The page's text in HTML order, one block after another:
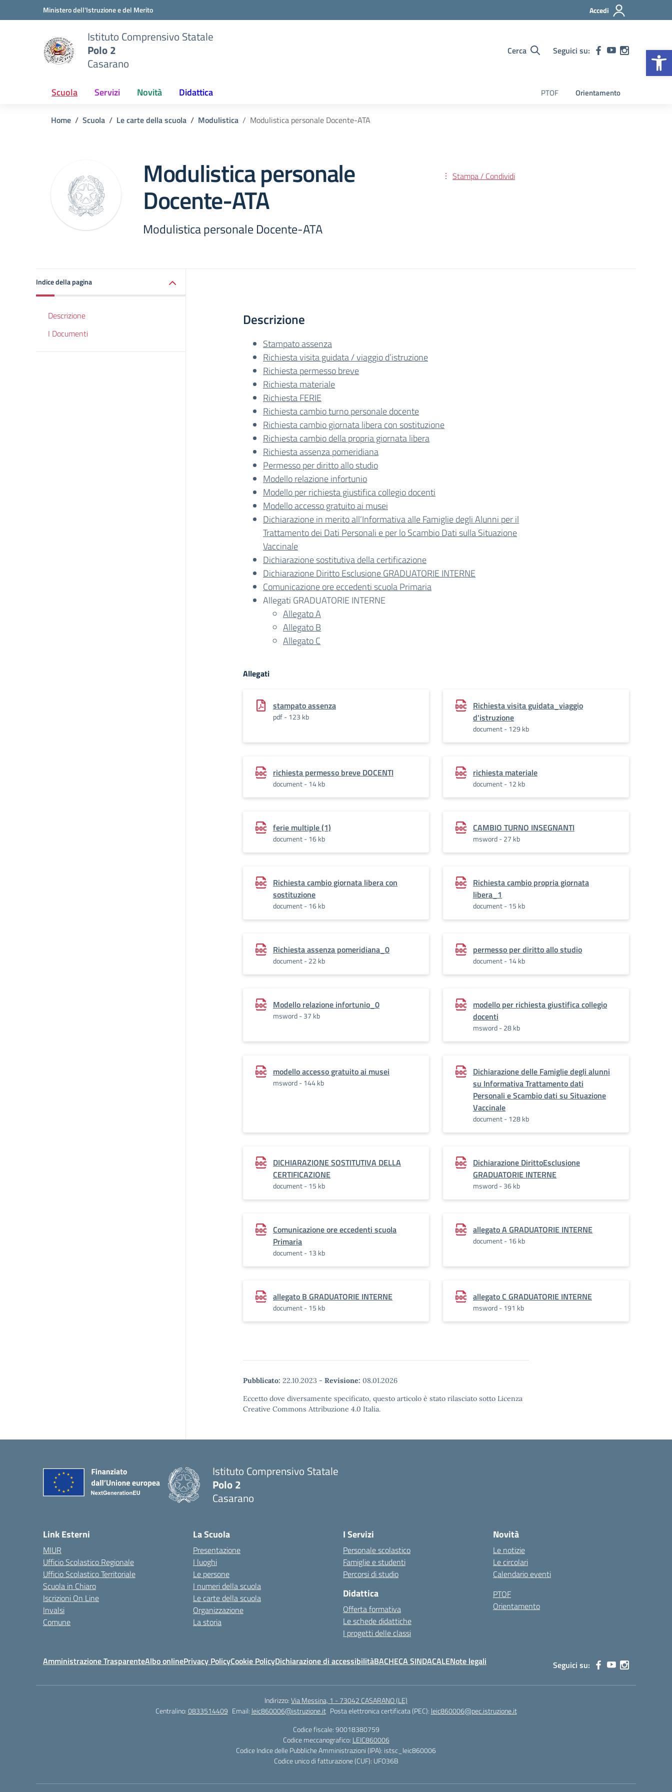
Vai ai contenuti
Vai al menu di navigazioneMinistero dell'Istruzione e del Merito Accedi
Istituto Comprensivo Statale
Polo 2
Casarano
Cerca Seguici su:
Scuola Servizi Novità Didattica PTOF Orientamento
Home Scuola Le carte della scuola Modulistica Modulistica personale Docente-ATA
Modulistica personale
Docente-ATA
Modulistica personale Docente-ATA
Stampa / Condividi
Indice della pagina
Descrizione
I Documenti
Descrizione
Stampato assenza
Richiesta visita guidata / viaggio d’istruzione
Richiesta permesso breve
Richiesta materiale
Richiesta FERIE
Richiesta cambio turno personale docente
Richiesta cambio giornata libera con sostituzione
Richiesta cambio della propria giornata libera
Richiesta assenza pomeridiana
Permesso per diritto allo studio
Modello relazione infortunio
Modello per richiesta giustifica collegio docenti
Modello accesso gratuito ai musei
Dichiarazione in merito all’Informativa alle Famiglie degli Alunni per il
Trattamento dei Dati Personali e per lo Scambio Dati sulla Situazione
Vaccinale
Dichiarazione sostitutiva della certificazione
Dichiarazione Diritto Esclusione GRADUATORIE INTERNE
Comunicazione ore eccedenti scuola Primaria
Allegati GRADUATORIE INTERNE
Allegato A
Allegato B
Allegato C
Allegati
stampato assenza
pdf - 123 kb
Richiesta visita guidata_viaggio
d'istruzione
document - 129 kb
richiesta permesso breve DOCENTI
document - 14 kb
richiesta materiale
document - 12 kb
ferie multiple (1)
document - 16 kb
CAMBIO TURNO INSEGNANTI
msword - 27 kb
Richiesta cambio giornata libera con
sostituzione
document - 16 kb
Richiesta cambio propria giornata
libera_1
document - 15 kb
Richiesta assenza pomeridiana_0
document - 22 kb
permesso per diritto allo studio
document - 14 kb
Modello relazione infortunio_0
msword - 37 kb
modello per richiesta giustifica collegio
docenti
msword - 28 kb
modello accesso gratuito ai musei
msword - 144 kb
Dichiarazione delle Famiglie degli alunni
su Informativa Trattamento dati
Personali e Scambio dati su Situazione
Vaccinale
document - 128 kb
DICHIARAZIONE SOSTITUTIVA DELLA
CERTIFICAZIONE
document - 15 kb
Dichiarazione DirittoEsclusione
GRADUATORIE INTERNE
msword - 36 kb
Comunicazione ore eccedenti scuola
Primaria
document - 13 kb
allegato A GRADUATORIE INTERNE
document - 16 kb
allegato B GRADUATORIE INTERNE
document - 15 kb
allegato C GRADUATORIE INTERNE
msword - 191 kb
Pubblicato: 22.10.2023 - Revisione: 08.01.2026
Eccetto dove diversamente specificato, questo articolo è stato rilasciato sotto Licenza
Creative Commons Attribuzione 4.0 Italia.
Istituto Comprensivo Statale
Polo 2
Casarano
Link Esterni
MIUR
Ufficio Scolastico Regionale
Ufficio Scolastico Territoriale
Scuola in Chiaro
Iscrizioni On Line
Invalsi
Comune
La Scuola
Presentazione
I luoghi
Le persone
I numeri della scuola
Le carte della scuola
Organizzazione
La storia
I Servizi
Personale scolastico
Famiglie e studenti
Percorsi di studio
Didattica
Offerta formativa
Le schede didattiche
I progetti delle classi
Novità
Le notizie
Le circolari
Calendario eventi
PTOF
Orientamento
Amministrazione TrasparenteAlbo onlinePrivacy PolicyCookie PolicyDichiarazione di accessibilitàBACHECA SINDACALENote legali Seguici su:
Indirizzo:Via Messina, 1 - 73042 CASARANO (LE)
Centralino:0833514409 Email: leic860006@istruzione.it Posta elettronica certificata (PEC): leic860006@pec.istruzione.it
Codice fiscale: 90018380759
Codice meccanografico: LEIC860006
Codice Indice delle Pubbliche Amministrazioni (IPA): istsc_leic860006
Codice unico di fatturazione (CUF): UFO36B